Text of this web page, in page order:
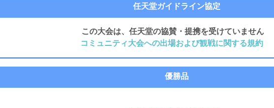
任天堂ガイドライン協定
この大会は、任天堂の協賛・提携を受けていません
コミュニティ大会への出場および観戦に関する規約
優勝品